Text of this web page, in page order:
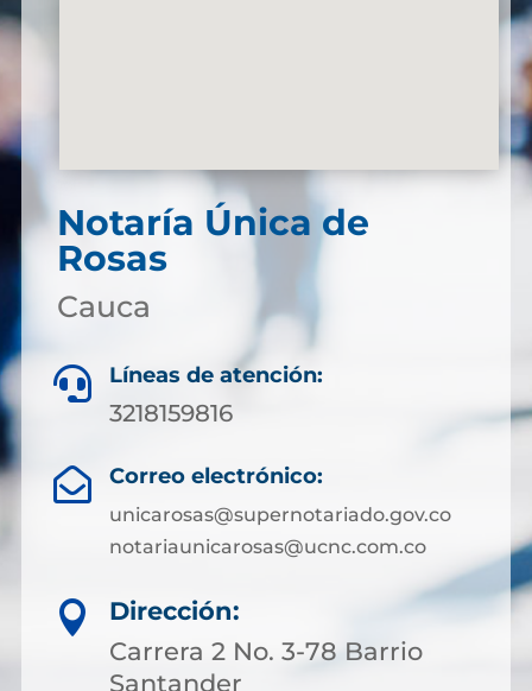
Notaría Única de
Rosas
Cauca
 Líneas de atención:
3218159816
 Correo electrónico:
unicarosas@supernotariado.gov.co
notariaunicarosas@ucnc.com.co

Dirección:
Carrera 2 No. 3-78 Barrio
Santander